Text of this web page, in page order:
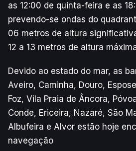
as 12:00 de quinta-feira e as
prevendo-se ondas do
06 metros de altura
12 a 13 metros de altura
Devido ao estado do mar, as
Aveiro, Caminha, Douro,
Foz, Vila Praia de Âncora,
Conde, Ericeira, Nazaré, São
Albufeira e Alvor estão hoje
navegação